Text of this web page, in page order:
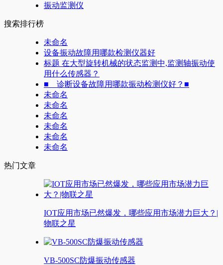
振动监测仪
搜索排行榜
未命名
设备振动故障用哪款检测仪器好
标题 在大型旋转机械的状态监测中,监测轴振动使
用什么传感器？
■ 诊断设备故障用哪款振动检测仪好？■
未命名
未命名
未命名
未命名
未命名
未命名
热门文章
IOT应用市场已然爆发，哪些应用市场潜力巨大？|
物联之星
VB-500SC防爆振动传感器